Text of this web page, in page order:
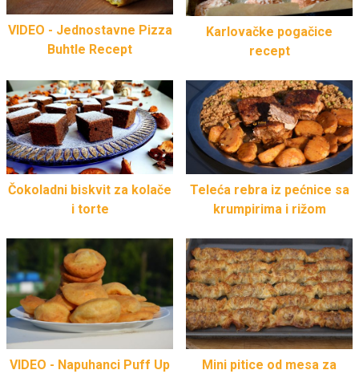
VIDEO - Jednostavne Pizza
Buhtle Recept
Karlovačke pogačice
recept
Čokoladni biskvit za kolače
i torte
Teleća rebra iz pećnice sa
krumpirima i rižom
VIDEO - Napuhanci Puff Up
Mini pitice od mesa za